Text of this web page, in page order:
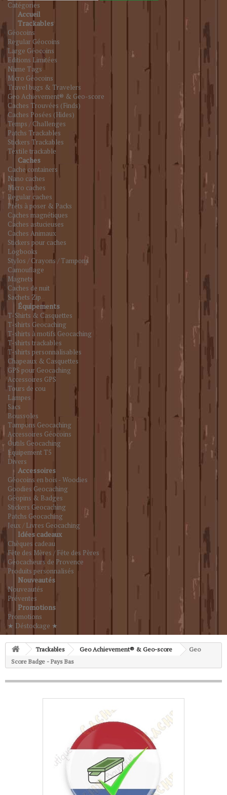
Catégories
Accueil
Trackables
Géocoins
Regular Géocoins
Large Géocoins
Editions Limitées
Name Tags
Micro Géocoins
Travel bugs & Travelers
Geo Achievement® & Geo-score
Caches Trouvées (Finds)
Caches Posées (Hides)
Temps / Challenges
Patchs Trackables
Stickers Trackables
Textile trackable
Caches
Cache containers
Nano caches
Micro caches
Regular caches
Prêts à poser & Packs
Caches magnétiques
Caches astucieuses
Caches Animaux
Stickers pour caches
Logbooks
Stylos / Crayons / Tampons
Camouflage
Magnets
Caches de nuit
Sachets Zip
Équipements
T-Shirts & Casquettes
T-shirts Geocaching
T-shirts à motifs Geocaching
T-shirts trackables
T-shirts personnalisables
Chapeaux & Casquettes
GPS pour Geocaching
Accessoires GPS
Tours de cou
Lampes
Sacs
Boussoles
Tampons Geocaching
Accessoires Géocoins
Outils Geocaching
Équipement T5
Divers
Accessoires
Géocoins en bois - Woodies
Goodies Geocaching
Géopins & Badges
Stickers Geocaching
Patchs Geocaching
Jeux / Livres Geocaching
Idées cadeaux
Chèques cadeau
Fête des Mères / Fête des Pères
Géocacheurs de Provence
Produits personnalisés
Nouveautés
Nouveautés
Préventes
Promotions
Promotions
★ Déstockage ★
Trackables Geo Achievement® & Geo-score
Geo
Score Badge - Pays Bas